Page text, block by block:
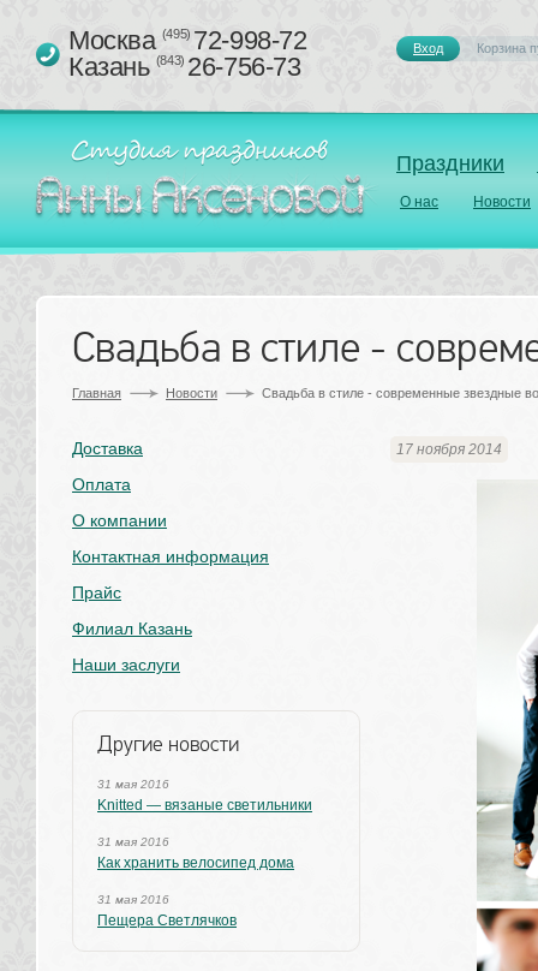
Праздники
О нас Новости
Москва (495)72-998-72
Казань (843)26-756-73
Вход Корзина
Свадьба в стиле -
Главная Новости Свадьба в стиле - современные звездные
17 ноября 2014
Доставка
Оплата
О компании
Контактная информация
Прайс
Филиал Казань
Наши заслуги
Другие новости
31 мая 2016
Knitted — вязаные светильники
31 мая 2016
Как хранить велосипед дома
31 мая 2016
Пещера Светлячков